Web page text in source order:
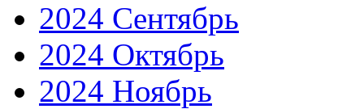
2024 Сентябрь
2024 Октябрь
2024 Ноябрь